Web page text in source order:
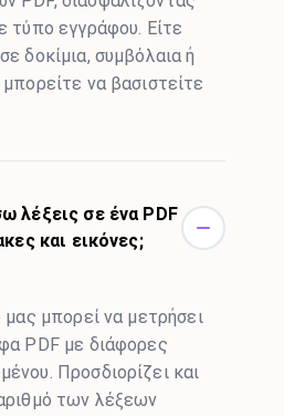
τύπο εγγράφου. Είτε
δοκίμια, συμβόλαια ή
να βασιστείτε
λέξεις σε ένα PDF
και εικόνες;
μας μπορεί να μετρήσει
PDF με διάφορες
Προσδιορίζει και
των λέξεων